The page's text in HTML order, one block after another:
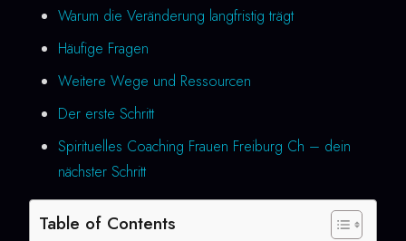
Warum die Veränderung langfristig trägt
Häufige Fragen
Weitere Wege und Ressourcen
Der erste Schritt
Spirituelles Coaching Frauen Freiburg Ch – dein
nächster Schritt
Table of Contents